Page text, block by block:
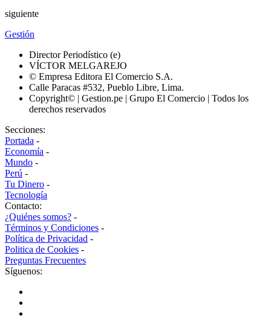
siguiente
Gestión
Director Periodístico (e)
VÍCTOR MELGAREJO
© Empresa Editora El Comercio S.A.
Calle Paracas #532, Pueblo Libre, Lima.
Copyright© | Gestion.pe | Grupo El Comercio | Todos los
derechos reservados
Secciones:
Portada -
Economía -
Mundo -
Perú -
Tu Dinero -
Tecnología
Contacto:
¿Quiénes somos? -
Términos y Condiciones -
Política de Privacidad -
Politica de Cookies -
Preguntas Frecuentes
Síguenos: